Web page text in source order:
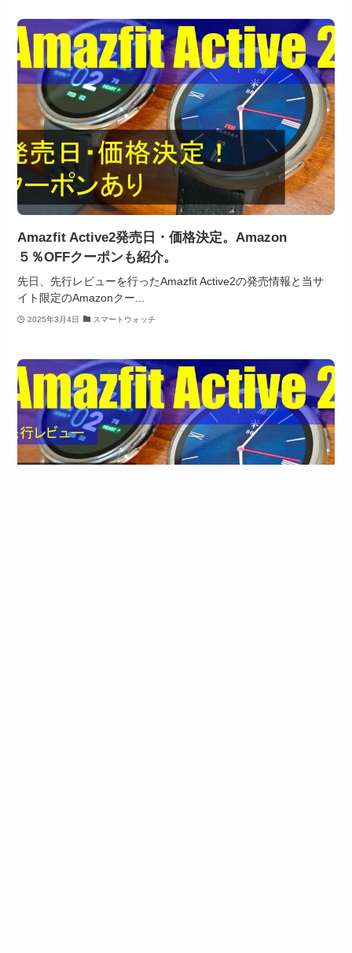
Amazfit Active2発売日・価格決定。Amazon
５％OFFクーポンも紹介。
先日、先行レビューを行ったAmazfit Active2の発売情報と当サ
イト限定のAmazonクー...
2025年3月4日 スマートウォッチ